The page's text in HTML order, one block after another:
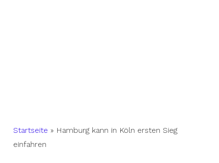
Startseite » Hamburg kann in Köln ersten Sieg
einfahren